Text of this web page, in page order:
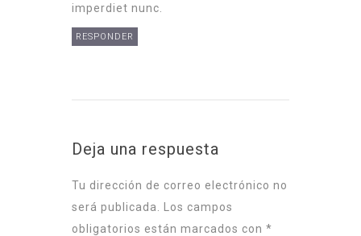
imperdiet nunc.
RESPONDER
Deja una respuesta
Tu dirección de correo electrónico no
será publicada.
Los campos
obligatorios están marcados con *